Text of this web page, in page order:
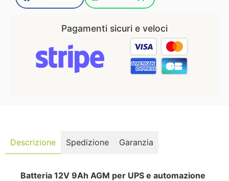
Pagamenti sicuri e veloci
Descrizione Spedizione Garanzia
Batteria 12V 9Ah AGM per UPS e automazione